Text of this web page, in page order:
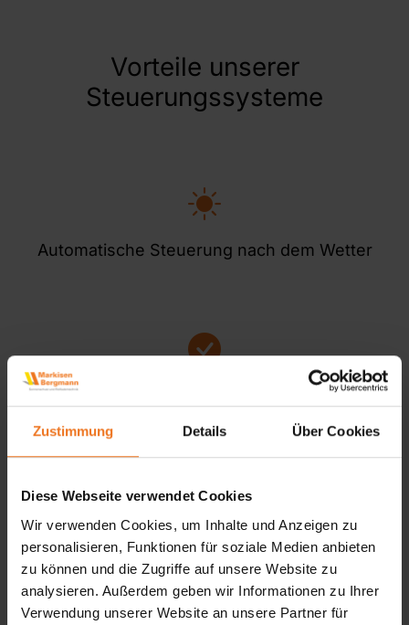
Zustimmung Details Über Cookies
Diese Webseite verwendet Cookies
Wir verwenden Cookies, um Inhalte und Anzeigen zu
personalisieren, Funktionen für soziale Medien anbieten
zu können und die Zugriffe auf unsere Website zu
analysieren. Außerdem geben wir Informationen zu Ihrer
Verwendung unserer Website an unsere Partner für
Vorteile unserer
Steuerungssysteme
Automatische Steuerung nach dem Wetter
Auf individuelle Anforderungen abgestimmt